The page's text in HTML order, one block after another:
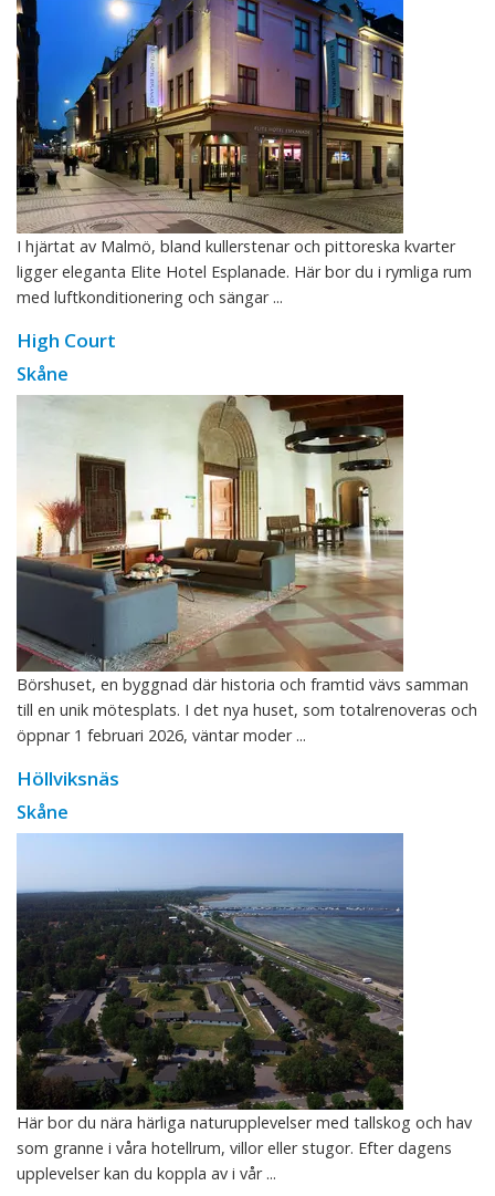
I hjärtat av Malmö, bland kullerstenar och pittoreska kvarter
ligger eleganta Elite Hotel Esplanade. Här bor du i rymliga rum
med luftkonditionering och sängar ...
High Court
Skåne
Börshuset, en byggnad där historia och framtid vävs samman
till en unik mötesplats. I det nya huset, som totalrenoveras och
öppnar 1 februari 2026, väntar moder ...
Höllviksnäs
Skåne
Här bor du nära härliga naturupplevelser med tallskog och hav
som granne i våra hotellrum, villor eller stugor. Efter dagens
upplevelser kan du koppla av i vår ...